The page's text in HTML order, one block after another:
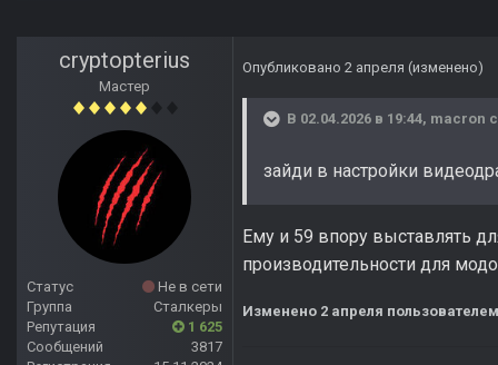
cryptopterius
Мастер
Статус
Не в сети
Группа
Сталкеры
Репутация
1 625
Сообщений
3817
Опубликовано 2 апреля (изменено)
В 02.04.2026 в 19:44, macron
зайди в настройки
Ему и 59 впору выставлять
производительности для
Изменено 2 апреля